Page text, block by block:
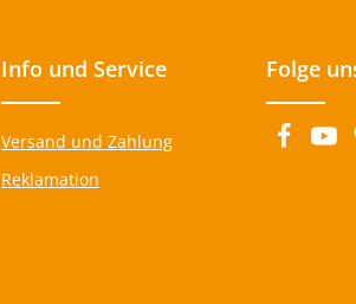
Info und Service
Versand und Zahlung
Reklamation
Folge